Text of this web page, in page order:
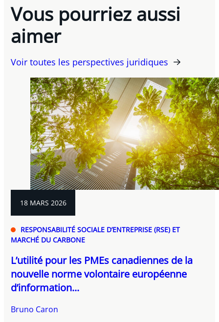
Vous pourriez aussi
aimer
Voir toutes les perspectives juridiques
18 MARS 2026
RESPONSABILITÉ SOCIALE D’ENTREPRISE (RSE) ET
MARCHÉ DU CARBONE
L’utilité pour les PMEs canadiennes de la
nouvelle norme volontaire européenne
d’information...
Bruno Caron